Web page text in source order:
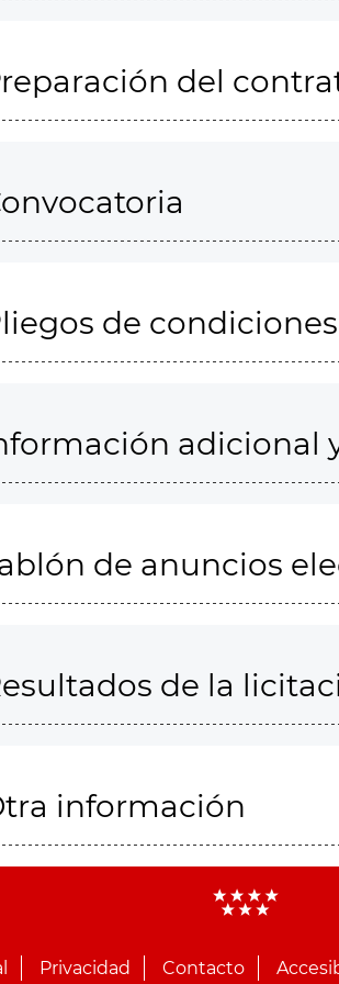
del
de condiciones
adicional
de anuncios
de la
información
Privacidad Contacto